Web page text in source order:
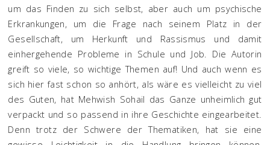
um das Finden zu sich selbst, aber auch um psychische
Erkrankungen, um die Frage nach seinem Platz in der
Gesellschaft, um Herkunft und Rassismus und damit
einhergehende Probleme in Schule und Job. Die Autorin
greift so viele, so wichtige Themen auf! Und auch wenn es
sich hier fast schon so anhört, als wäre es vielleicht zu viel
des Guten, hat Mehwish Sohail das Ganze unheimlich gut
verpackt und so passend in ihre Geschichte eingearbeitet.
Denn trotz der Schwere der Thematiken, hat sie eine